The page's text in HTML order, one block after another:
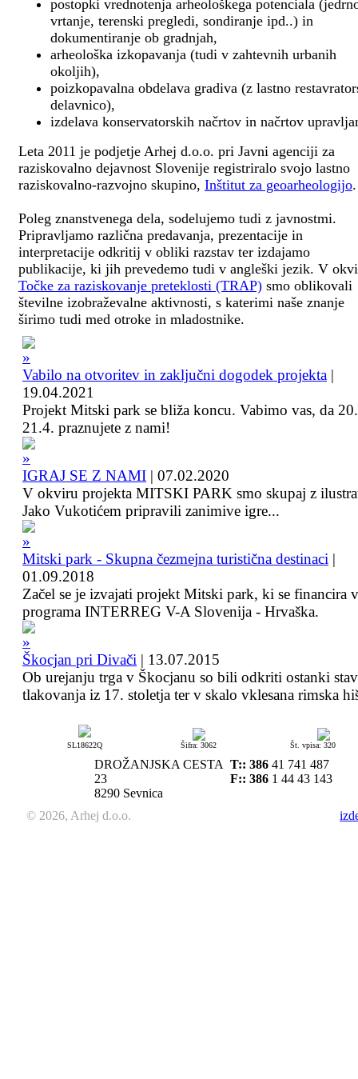
postopki vrednotenja arheološkega potenciala
vrtanje, terenski pregledi, sondiranje ipd..) in
dokumentiranje ob gradnjah,
arheološka izkopavanja (tudi v zahtevnih urbanih
okoljih),
poizkopavalna obdelava gradiva (z lastno
delavnico),
izdelava konservatorskih načrtov in načrtov
Leta 2011 je podjetje Arhej d.o.o. pri Javni agenciji za
raziskovalno dejavnost Slovenije registriralo svojo lastno
raziskovalno-razvojno skupino, Inštitut za geoarheologijo.
Poleg znanstvenega dela, sodelujemo tudi z javnostmi.
Pripravljamo različna predavanja, prezentacije in
interpretacije odkritij v obliki razstav ter izdajamo
publikacije, ki jih prevedemo tudi v angleški jezik. V
Točke za raziskovanje preteklosti (TRAP) smo oblikovali
številne izobraževalne aktivnosti, s katerimi naše znanje
širimo tudi med otroke in mladostnike.
Vabilo na otvoritev in zaključni dogodek projekta |
19.04.2021
Projekt Mitski park se bliža koncu. Vabimo vas, da
21.4. praznujete z nami!
IGRAJ SE Z NAMI | 07.02.2020
V okviru projekta MITSKI PARK smo skupaj z
Jako Vukotićem pripravili zanimive igre...
Mitski park - Skupna čezmejna turistična destinaci |
01.09.2018
Začel se je izvajati projekt Mitski park, ki se financira
programa INTERREG V-A Slovenija - Hrvaška.
Škocjan pri Divači | 13.07.2015
Ob urejanju trga v Škocjanu so bili odkriti ostanki
tlakovanja iz 17. stoletja ter v skalo vklesana rimska
SL18622Q Šifra: 3062 Št. vpisa: 320
DROŽANJSKA CESTA
23
8290 Sevnica
T:: 386 41 741 487
F:: 386 1 44 43 143
© 2026, Arhej d.o.o.